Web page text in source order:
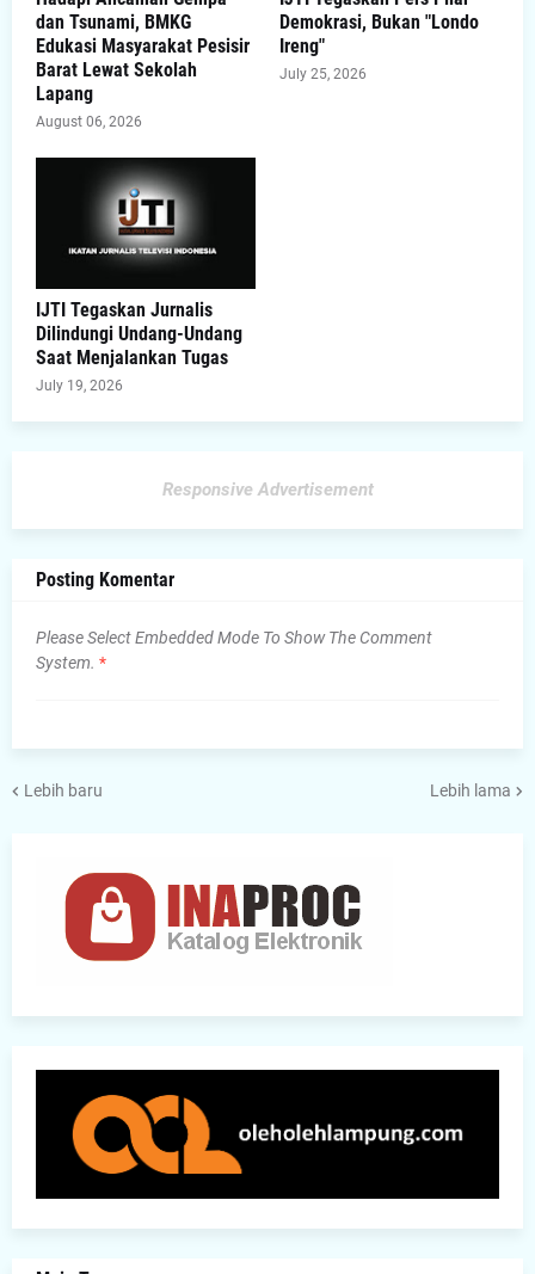
dan Tsunami, BMKG
Edukasi Masyarakat Pesisir
Barat Lewat Sekolah
Lapang
August 06, 2026
Demokrasi, Bukan "Londo
Ireng"
July 25, 2026
IJTI Tegaskan Jurnalis
Dilindungi Undang-Undang
Saat Menjalankan Tugas
July 19, 2026
Responsive Advertisement
Posting Komentar
Please Select Embedded Mode To Show The Comment
System. *
Lebih baru Lebih lama